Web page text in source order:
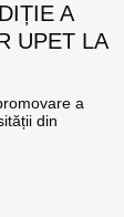
A
UPET LA
a
din